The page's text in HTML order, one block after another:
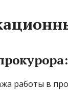
работы в